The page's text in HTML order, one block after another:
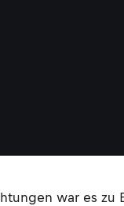
war es zu